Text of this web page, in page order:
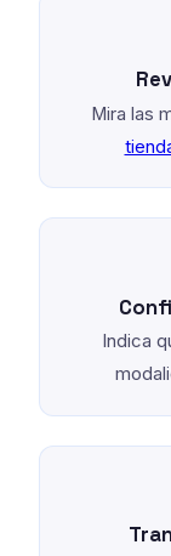
Mira las
Indica